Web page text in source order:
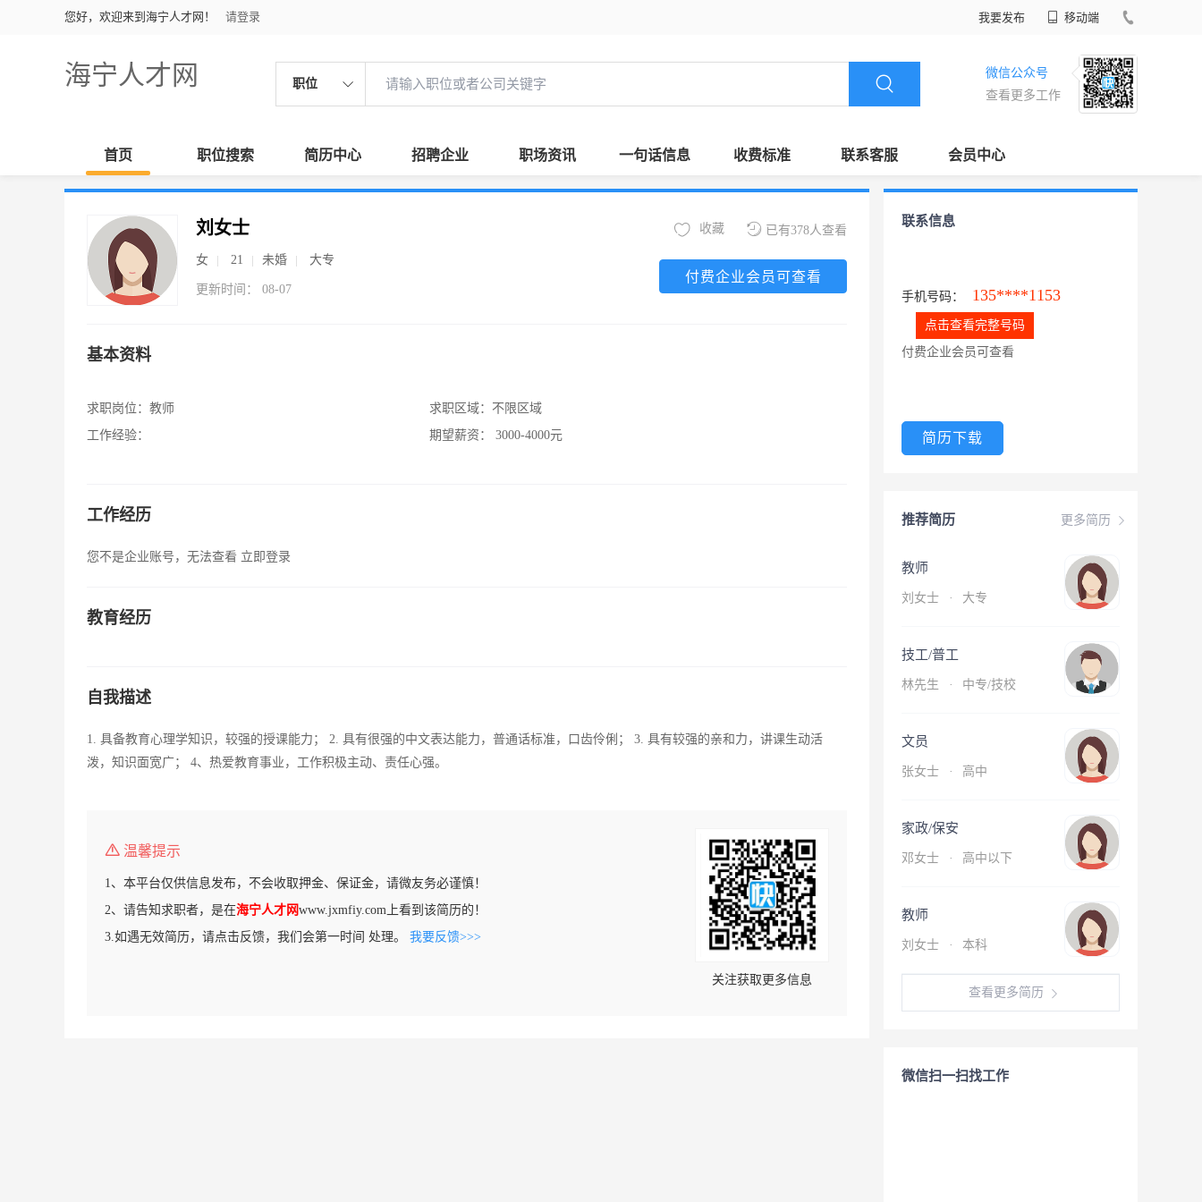
您好，欢迎来到海宁人才网！ 请登录 我要发布 移动端
海宁人才网 职位
微信公众号
查看更多工作
首页 职位搜索 简历中心 招聘企业 职场资讯 一句话信息 收费标准 联系客服 会员中心
刘女士
女 21 未婚 大专
更新时间： 08-07
已有378人查看
收藏
付费企业会员可查看
基本资料
求职岗位： 教师
工作经验：
求职区域： 不限区域
期望薪资：
3000-4000元
工作经历
您不是企业账号，无法查看 立即登录
教育经历
自我描述
1. 具备教育心理学知识，较强的授课能力； 2. 具有很强的中文表达能力，普通话标准，口齿伶俐； 3. 具有较强的亲和力，讲课生动活
泼，知识面宽广； 4、热爱教育事业，工作积极主动、责任心强。
温馨提示
1、本平台仅供信息发布，不会收取押金、保证金，请微友务必谨慎！
2、请告知求职者，是在海宁人才网www.jxmfiy.com上看到该简历的！
3.如遇无效简历，请点击反馈，我们会第一时间 处理。 我要反馈>>>
关注获取更多信息
联系信息
手机号码： 135****1153
点击查看完整号码
付费企业会员可查看
简历下载
更多简历
推荐简历
教师
刘女士 · 大专
技工/普工
林先生 · 中专/技校
文员
张女士 · 高中
家政/保安
邓女士 · 高中以下
教师
刘女士 · 本科
查看更多简历
微信扫一扫找工作